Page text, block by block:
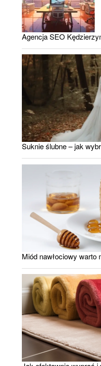
Agencja SEO
Suknie ślubne – jak
Miód nawłociowy warto